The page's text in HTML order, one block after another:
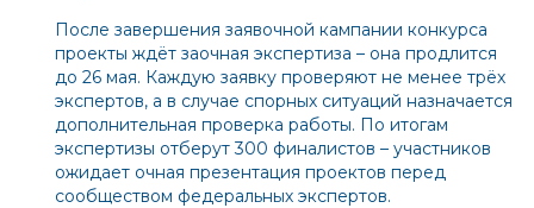
После завершения заявочной кампании конкурса
проекты ждёт заочная экспертиза – она продлится
до 26 мая. Каждую заявку проверяют не менее трёх
экспертов, а в случае спорных ситуаций назначается
дополнительная проверка работы. По итогам
экспертизы отберут 300 финалистов – участников
ожидает очная презентация проектов перед
сообществом федеральных экспертов.